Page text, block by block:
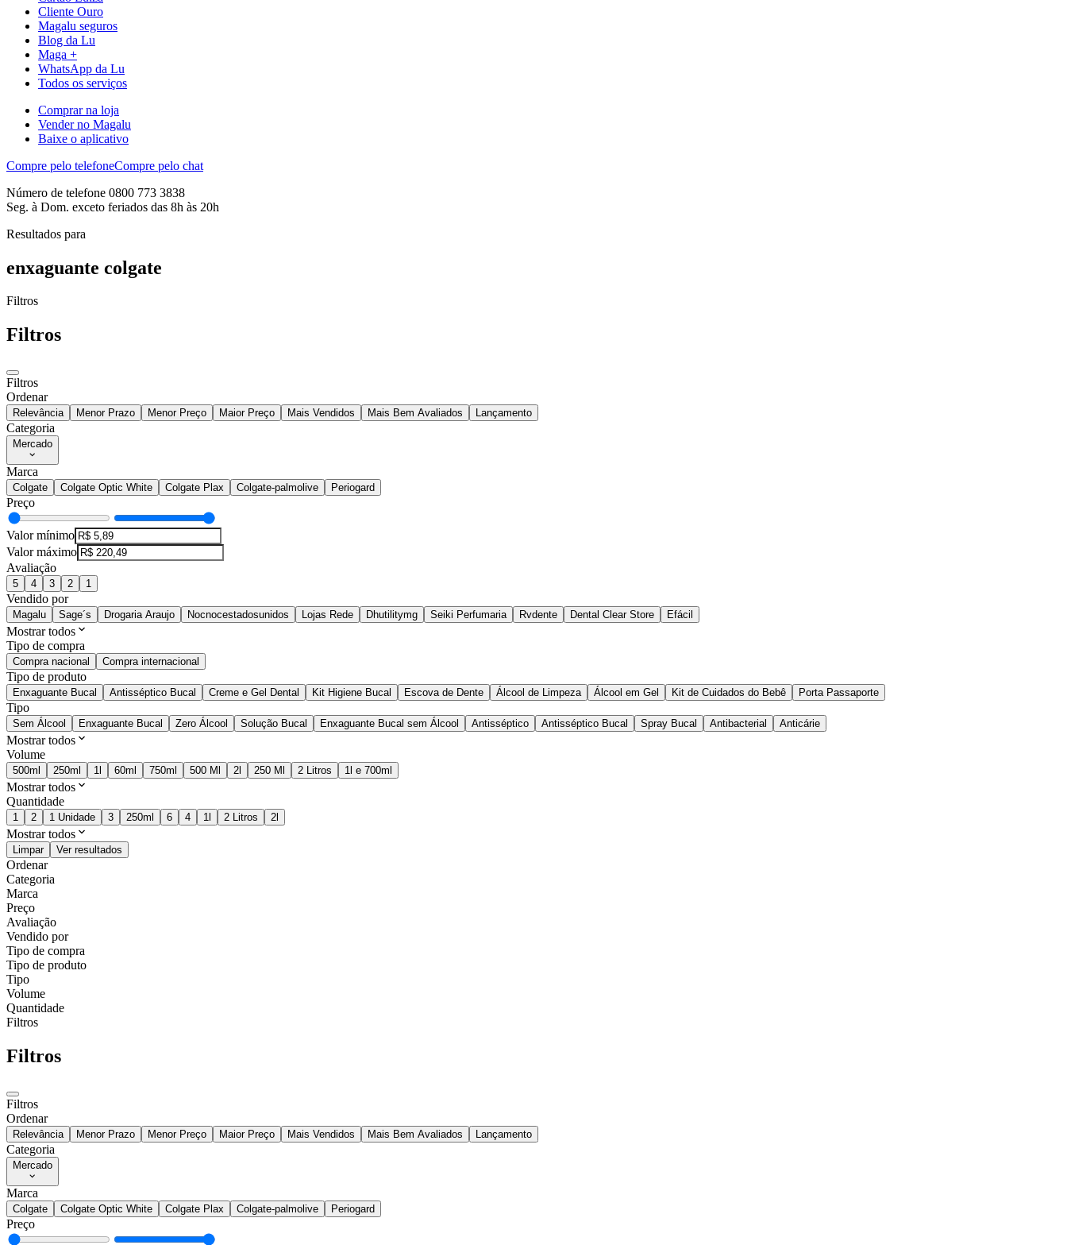
Cliente Ouro
Magalu seguros
Blog da Lu
Maga +
WhatsApp da Lu
Todos os serviços
Comprar na loja
Vender no Magalu
Baixe o aplicativo
Compre pelo telefoneCompre pelo chat
Número de telefone 0800 773 3838
Seg. à Dom. exceto feriados das 8h às 20h
Resultados para
enxaguante colgate
Filtros
Filtros
Filtros
Ordenar
Relevância Menor Prazo Menor Preço Maior Preço Mais Vendidos Mais Bem Avaliados Lançamento
Categoria
Mercado
Marca
Colgate Colgate Optic White Colgate Plax Colgate-palmolive Periogard
Preço
Valor mínimo
Valor máximo
Avaliação
5 4 3 2 1
Vendido por
Magalu Sage´s Drogaria Araujo Nocnocestadosunidos Lojas Rede Dhutilitymg Seiki Perfumaria Rvdente Dental Clear Store Efácil
Mostrar todos
Tipo de compra
Compra nacional Compra internacional
Tipo de produto
Enxaguante Bucal Antisséptico Bucal Creme e Gel Dental Kit Higiene Bucal Escova de Dente Álcool de Limpeza Álcool em Gel Kit de Cuidados do Bebê Porta Passaporte
Tipo
Sem Álcool Enxaguante Bucal Zero Álcool Solução Bucal Enxaguante Bucal sem Álcool Antisséptico Antisséptico Bucal Spray Bucal Antibacterial Anticárie
Mostrar todos
Volume
500ml 250ml 1l 60ml 750ml 500 Ml 2l 250 Ml 2 Litros 1l e 700ml
Mostrar todos
Quantidade
1 2 1 Unidade 3 250ml 6 4 1l 2 Litros 2l
Mostrar todos
Limpar Ver resultados
Ordenar
Categoria
Marca
Preço
Avaliação
Vendido por
Tipo de compra
Tipo de produto
Tipo
Volume
Quantidade
Filtros
Filtros
Filtros
Ordenar
Relevância Menor Prazo Menor Preço Maior Preço Mais Vendidos Mais Bem Avaliados Lançamento
Categoria
Mercado
Marca
Colgate Colgate Optic White Colgate Plax Colgate-palmolive Periogard
Preço